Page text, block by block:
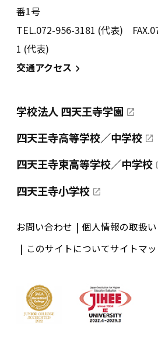
番1号
TEL.072-956-3181 (代表)
1 (代表)
交通アクセス
学校法人 四天王寺学園
四天王寺高等学校／中学校
四天王寺東高等学校／中学校
四天王寺小学校
お問い合わせ
個人情報の取扱い
このサイトについてサイトマ